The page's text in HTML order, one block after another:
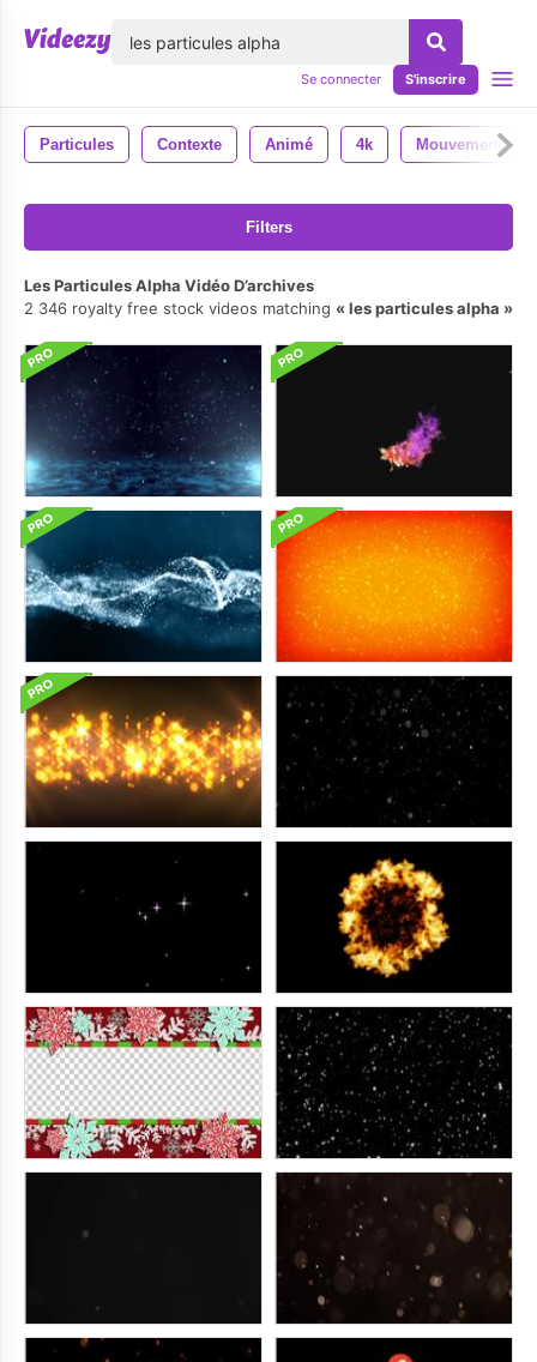
Se connecter S'inscrire
Particules Contexte Animé 4k Mouvement
Filters
Les Particules Alpha Vidéo D’archives
2 346 royalty free stock videos matching
les particules alpha